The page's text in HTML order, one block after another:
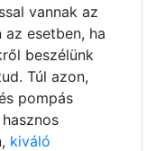
vannak az
esetben, ha
beszélünk
Túl azon,
pompás
kiváló